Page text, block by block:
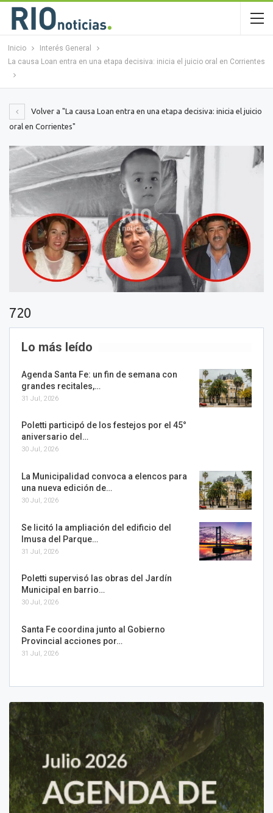
Inicio
Interés General
La causa Loan entra en una etapa decisiva: inicia el juicio oral en Corrientes
Volver a "La causa Loan entra en una etapa decisiva: inicia el juicio
oral en Corrientes"
720
Lo más leído
Agenda Santa Fe: un fin de semana con
grandes recitales,…
31 Jul, 2026
Poletti participó de los festejos por el 45°
aniversario del…
30 Jul, 2026
La Municipalidad convoca a elencos para
una nueva edición de…
30 Jul, 2026
Se licitó la ampliación del edificio del
Imusa del Parque…
31 Jul, 2026
Poletti supervisó las obras del Jardín
Municipal en barrio…
30 Jul, 2026
Santa Fe coordina junto al Gobierno
Provincial acciones por…
31 Jul, 2026